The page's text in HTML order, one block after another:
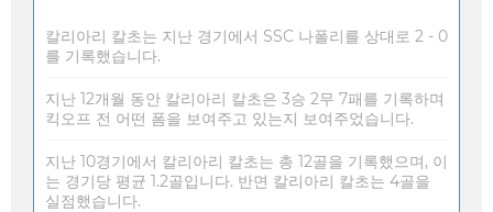
칼리아리 칼초는 지난 경기에서 SSC 나폴리를 상대로 2 - 0
를 기록했습니다.
지난 12개월 동안 칼리아리 칼초은 3승 2무 7패를 기록하며
킥오프 전 어떤 폼을 보여주고 있는지 보여주었습니다.
지난 10경기에서 칼리아리 칼초는 총 12골을 기록했으며, 이
는 경기당 평균 1.2골입니다. 반면 칼리아리 칼초는 4골을
실점했습니다.